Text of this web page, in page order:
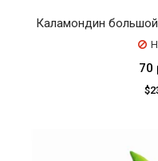
Каламондин
70